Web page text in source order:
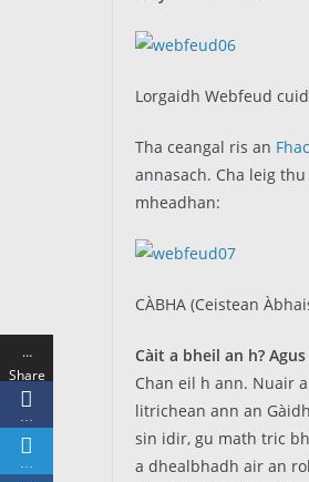
Lorgaidh Webfeud
Tha ceangal ris an
annasach. Cha leig
mheadhan:
CÀBHA (Ceistean
Càit a bheil an h?
Chan eil h ann. Nuair
litrichean ann an
sin idir, gu math tric
a dhealbhadh air an
…
Share
s
…
…